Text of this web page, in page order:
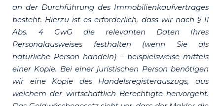
an der Durchführung des Immobilienkaufvertrages
besteht. Hierzu ist es erforderlich, dass wir nach § 11
Abs. 4 GwG die relevanten Daten Ihres
Personalausweises festhalten (wenn Sie als
natürliche Person handeln) – beispielsweise mittels
einer Kopie. Bei einer juristischen Person benötigen
wir eine Kopie des Handelsregisterauszugs, aus
welchem der wirtschaftlich Berechtigte hervorgeht.